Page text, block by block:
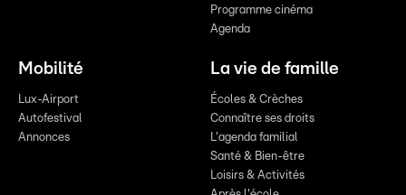
Programme cinéma
Agenda
Mobilité
Lux-Airport
Autofestival
Annonces
La vie de famille
Écoles & Crèches
Connaître ses droits
L'agenda familial
Santé & Bien-être
Loisirs & Activités